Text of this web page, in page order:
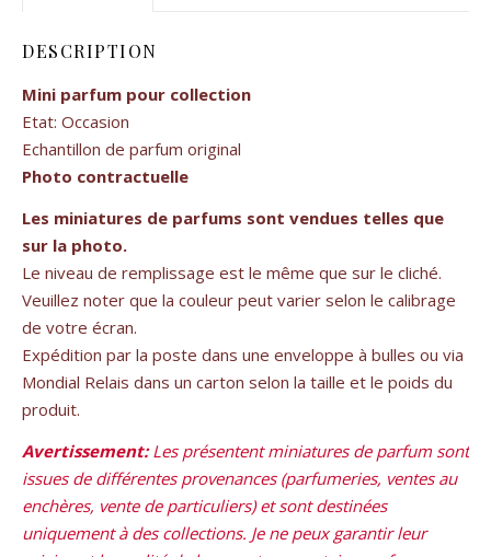
DESCRIPTION
Mini parfum pour collection
Etat: Occasion
Echantillon de parfum original
Photo contractuelle
Les miniatures de parfums sont vendues telles que
sur la photo.
Le niveau de remplissage est le même que sur le cliché.
Veuillez noter que la couleur peut varier selon le calibrage
de votre écran.
Expédition par la poste dans une enveloppe à bulles ou via
Mondial Relais dans un carton selon la taille et le poids du
produit.
Avertissement:Les présentent miniatures de parfum sont
issues de différentes provenances (parfumeries, ventes au
enchères, vente de particuliers) et sont destinées
uniquement à des collections. Je ne peux garantir leur